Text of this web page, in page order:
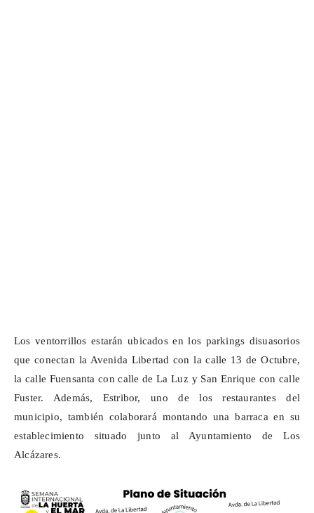
Los ventorrillos estarán ubicados en los parkings disuasorios
que conectan la Avenida Libertad con la calle 13 deOctubre,
la calle Fuensanta con calle de La Luz y San Enrique con calle
Fuster. Además, Estribor, uno de los restaurantes del
municipio, también colaborará montando una barraca en su
establecimiento situado junto al Ayuntamiento de Los
Alcázares.